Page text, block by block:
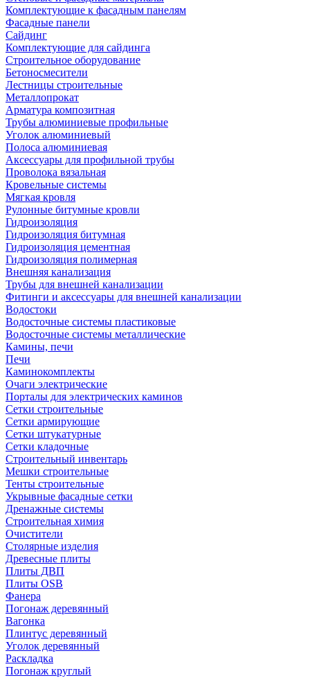
Комплектующие к фасадным панелям
Фасадные панели
Сайдинг
Комплектующие для сайдинга
Строительное оборудование
Бетоносмесители
Лестницы строительные
Металлопрокат
Арматура композитная
Трубы алюминиевые профильные
Уголок алюминиевый
Полоса алюминиевая
Аксессуары для профильной трубы
Проволока вязальная
Кровельные системы
Мягкая кровля
Рулонные битумные кровли
Гидроизоляция
Гидроизоляция битумная
Гидроизоляция цементная
Гидроизоляция полимерная
Внешняя канализация
Трубы для внешней канализации
Фитинги и аксессуары для внешней канализации
Водостоки
Водосточные системы пластиковые
Водосточные системы металлические
Камины, печи
Печи
Каминокомплекты
Очаги электрические
Порталы для электрических каминов
Сетки строительные
Сетки армирующие
Сетки штукатурные
Сетки кладочные
Строительный инвентарь
Мешки строительные
Тенты строительные
Укрывные фасадные сетки
Дренажные системы
Строительная химия
Очистители
Столярные изделия
Древесные плиты
Плиты ДВП
Плиты OSB
Фанера
Погонаж деревянный
Вагонка
Плинтус деревянный
Уголок деревянный
Раскладка
Погонаж круглый